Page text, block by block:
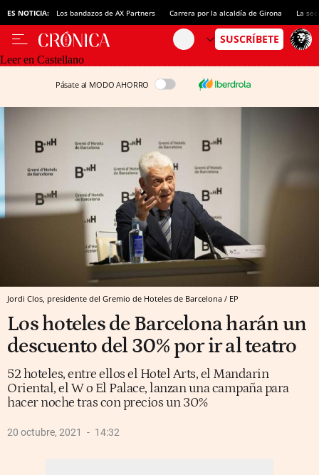
ES NOTICIA: Los bandazos de AX Partners Carrera por la alcaldía de Girona La
Leer en Castellano
Pásate al MODO AHORRO
Jordi Clos, presidente del Gremio de Hoteles de Barcelona / EP
Los hoteles de Barcelona harán un
descuento del 30% por ir al teatro
52 hoteles, entre ellos el Hotel Arts, el Mandarin
Oriental, el W o El Palace, lanzan una campaña para
hacer noche tras con precios un 30%
20 octubre, 2021 14:32